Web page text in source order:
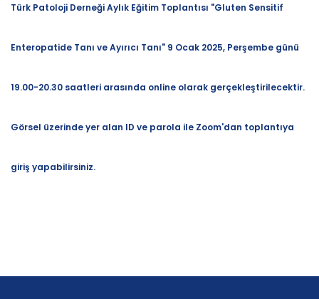
Türk Patoloji Derneği Aylık Eğitim Toplantısı "Gluten Sensitif
Enteropatide Tanı ve Ayırıcı Tanı" 9 Ocak 2025, Perşembe günü
19.00-20.30 saatleri arasında online olarak gerçekleştirilecektir.
Görsel üzerinde yer alan ID ve parola ile Zoom'dan toplantıya
giriş yapabilirsiniz.